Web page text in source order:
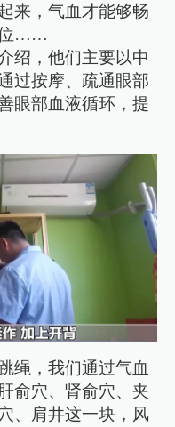
来，气血才能够畅
位……
绍，他们主要以中
过按摩、疏通眼部
眼部血液循环，提
绳，我们通过气血
俞穴、肾俞穴、夹
、肩井这一块，风